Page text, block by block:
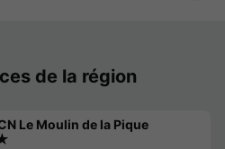
de la région
Le Moulin de la Pique